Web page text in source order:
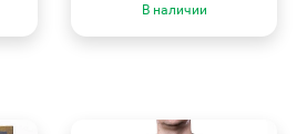
В наличии